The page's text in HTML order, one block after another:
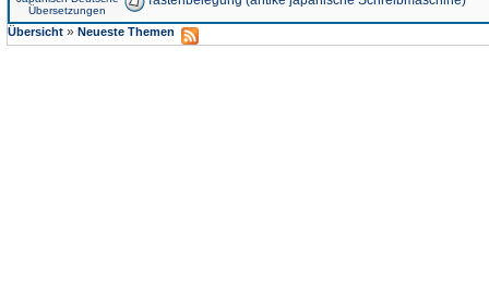
Übersetzungen
Übersicht » Neueste Themen